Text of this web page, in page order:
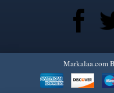
Markalaa.com